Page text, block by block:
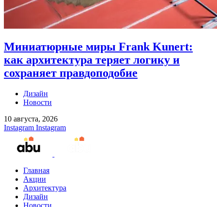
Миниатюрные миры Frank Kunert:
как архитектура теряет логику и
сохраняет правдоподобие
Дизайн
Новости
10 августа, 2026
Instagram Instagram
Главная
Акции
Архитектура
Дизайн